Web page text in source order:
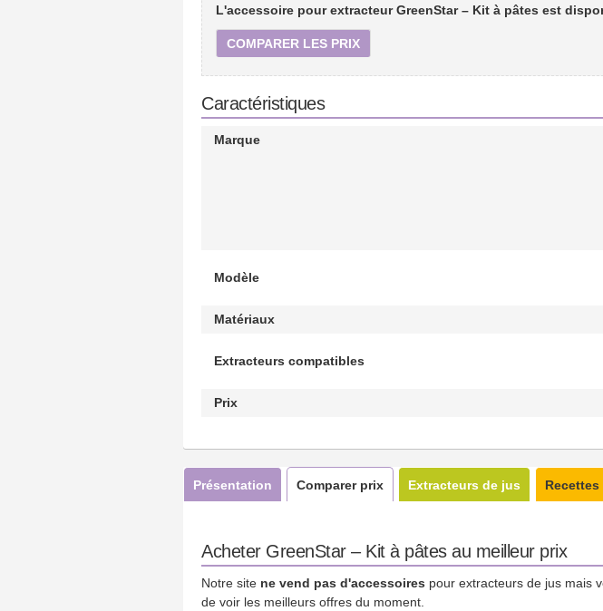
L'accessoire pour extracteur GreenStar – Kit à pâtes est
COMPARER LES PRIX
Caractéristiques
Marque
Modèle
Matériaux
Extracteurs compatibles
Prix
Présentation Comparer prix Extracteurs de jus Recettes
Acheter GreenStar – Kit à pâtes au meilleur prix
Notre site ne vend pas d'accessoires pour extracteurs de jus mais
de voir les meilleurs offres du moment.